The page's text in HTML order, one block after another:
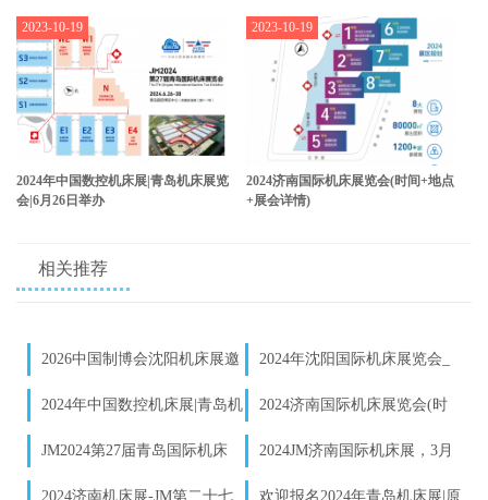
2024年中国数控机床展|青岛机床展览
会|6月26日举办
2023-10-19
2024济南国际机床展览会(时间+地点
+展会详情)
2023-10-19
相关推荐
2026中国制博会沈阳机床展邀
2024年沈阳国际机床展览会_
沈阳制博会参展预定
2024年中国数控机床展|青岛机
2024济南国际机床展览会(时
间+地点+展会详情)
JM2024第27届青岛国际机床
2024JM济南国际机床展，​3月
20-23日与您相约泉城济南！
2024济南机床展-JM第二十七
欢迎报名2024年青岛机床展|原